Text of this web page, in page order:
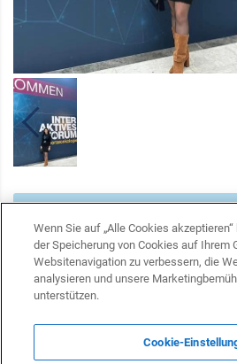
Folgen Sie uns auf
Folgen Sie uns auf Twitter
Wenn Sie auf „Alle Cookies
der Speicherung von Cookies auf Ihrem
Websitenavigation zu verbessern, die
analysieren und unsere
unterstützen.
Cookie-